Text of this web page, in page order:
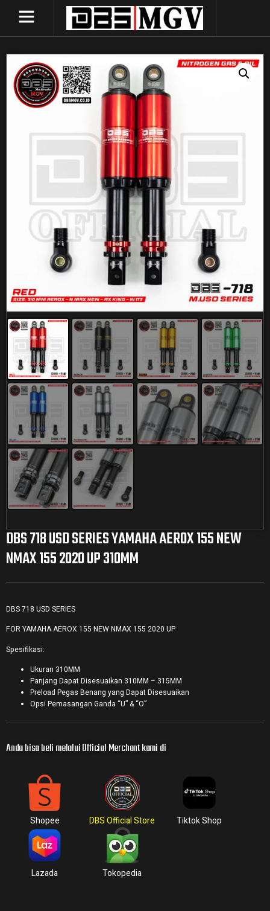
DBS 718 USD SERIES YAMAHA AEROX 155 NEW
NMAX 155 2020 UP 310MM
DBS 718 USD SERIES
FOR YAMAHA AEROX 155 NEW NMAX 155 2020 UP
Spesifikasi:
Ukuran 310MM
Panjang Dapat Disesuaikan 310MM – 315MM
Preload Pegas Benang yang Dapat Disesuaikan
Opsi Pemasangan Ganda “U” & “O”
Anda bisa beli melalui Official Merchant kami di
Shopee DBS Official Store Tiktok Shop
Lazada Tokopedia